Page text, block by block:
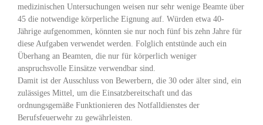
medizinischen Untersuchungen weisen nur sehr wenige Beamte über
45 die notwendige körperliche Eignung auf. Würden etwa 40-
Jährige aufgenommen, könnten sie nur noch fünf bis zehn Jahre für
diese Aufgaben verwendet werden. Folglich entstünde auch ein
Überhang an Beamten, die nur für körperlich weniger
anspruchsvolle Einsätze verwendbar sind.
Damit ist der Ausschluss von Bewerbern, die 30 oder älter sind, ein
zulässiges Mittel, um die Einsatzbereitschaft und das
ordnungsgemäße Funktionieren des Notfalldienstes der
Berufsfeuerwehr zu gewährleisten.